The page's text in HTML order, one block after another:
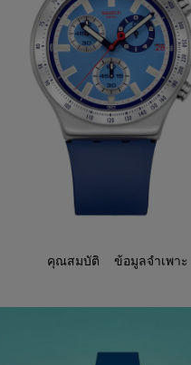
คุณสมบัติ ข้อมูลจำเพาะ